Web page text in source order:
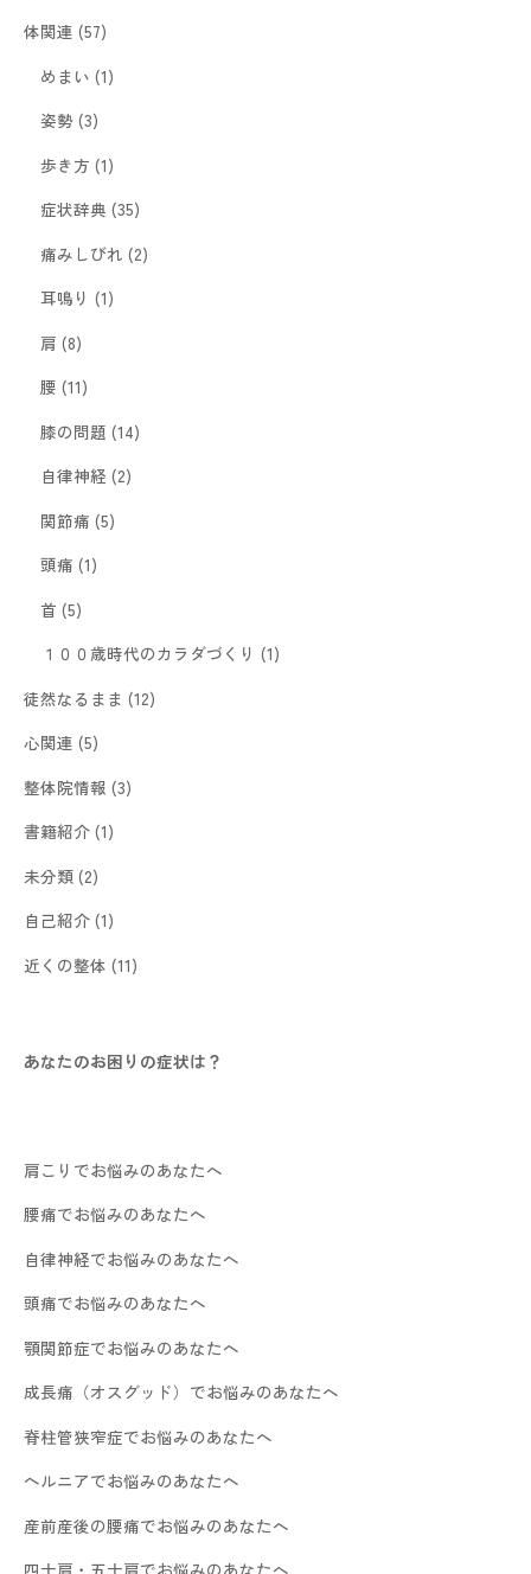
体関連 (57)
めまい (1)
姿勢(3)
歩き方 (1)
症状辞典 (35)
痛みしびれ (2)
耳鳴り (1)
肩 (8)
腰 (11)
膝の問題 (14)
自律神経 (2)
関節痛 (5)
頭痛 (1)
首 (5)
１００歳時代のカラダづくり (1)
徒然なるまま (12)
心関連 (5)
整体院情報 (3)
書籍紹介 (1)
未分類 (2)
自己紹介 (1)
近くの整体 (11)
あなたのお困りの症状は？
肩こりでお悩みのあなたへ
腰痛でお悩みのあなたへ
自律神経でお悩みのあなたへ
頭痛でお悩みのあなたへ
顎関節症でお悩みのあなたへ
成長痛（オスグッド）でお悩みのあなたへ
脊柱管狭窄症でお悩みのあなたへ
ヘルニアでお悩みのあなたへ
産前産後の腰痛でお悩みのあなたへ